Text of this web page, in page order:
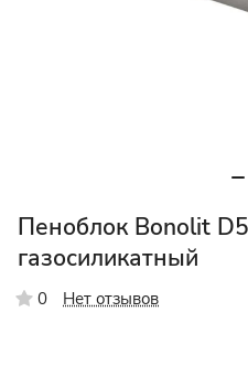
Пеноблок Bonolit
газосиликатный
0 Нет отзывов